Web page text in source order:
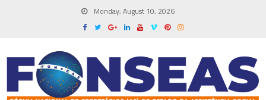
Monday, August 10, 2026